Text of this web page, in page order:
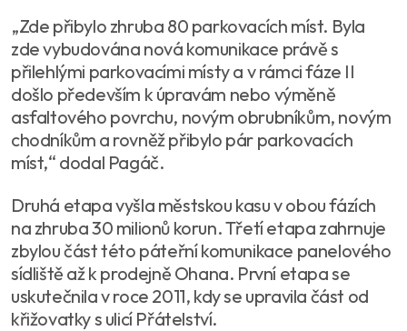
„Zde přibylo zhruba 80 parkovacích míst. Byla
zde vybudována nová komunikace právě s
přilehlými parkovacími místy a v rámci fáze II
došlo především k úpravám nebo výměně
asfaltového povrchu, novým obrubníkům, novým
chodníkům a rovněž přibylo pár parkovacích
míst,“ dodal Pagáč.
Druhá etapa vyšla městskou kasu v obou fázích
na zhruba 30 milionů korun. Třetí etapa zahrnuje
zbylou část této páteřní komunikace panelového
sídliště až k prodejně Ohana. První etapa se
uskutečnila v roce 2011, kdy se upravila část od
křižovatky s ulicí Přátelství.